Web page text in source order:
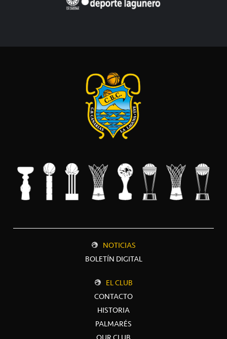
NOTICIAS
BOLETÍN DIGITAL
EL CLUB
CONTACTO
HISTORIA
PALMARÉS